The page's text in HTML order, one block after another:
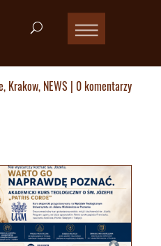
, Krakow, NEWS | 0 komentarzy